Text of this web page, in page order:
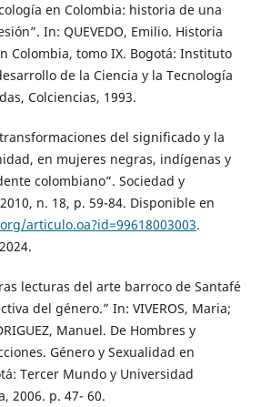
en Colombia: historia de una
In: QUEVEDO, Emilio. Historia
Colombia, tomo IX. Bogotá: Instituto
de la Ciencia y la Tecnología
Colciencias, 1993.
transformaciones del significado y la
en mujeres negras, indígenas y
colombiano”. Sociedad y
n. 18, p. 59-84. Disponible en
articulo.oa?id=99618003003.
lecturas del arte barroco de Santafé
del género.” In: VIVEROS, Maria;
Manuel. De Hombres y
Género y Sexualidad en
Tercer Mundo y Universidad
2006. p. 47- 60.